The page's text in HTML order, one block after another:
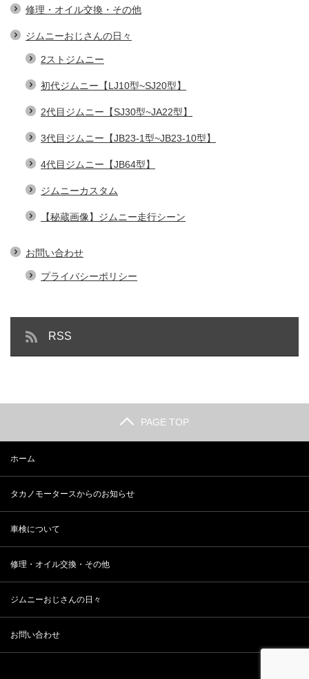
修理・オイル交換・その他
ジムニーおじさんの日々
2ストジムニー
初代ジムニー【LJ10型~SJ20型】
2代目ジムニー【SJ30型~JA22型】
3代目ジムニー【JB23-1型~JB23-10型】
4代目ジムニー【JB64型】
ジムニーカスタム
【秘蔵画像】ジムニー走行シーン
お問い合わせ
プライバシーポリシー
RSS
PAGE TOP
ホーム
タカノモータースからのお知らせ
車検について
修理・オイル交換・その他
ジムニーおじさんの日々
お問い合わせ